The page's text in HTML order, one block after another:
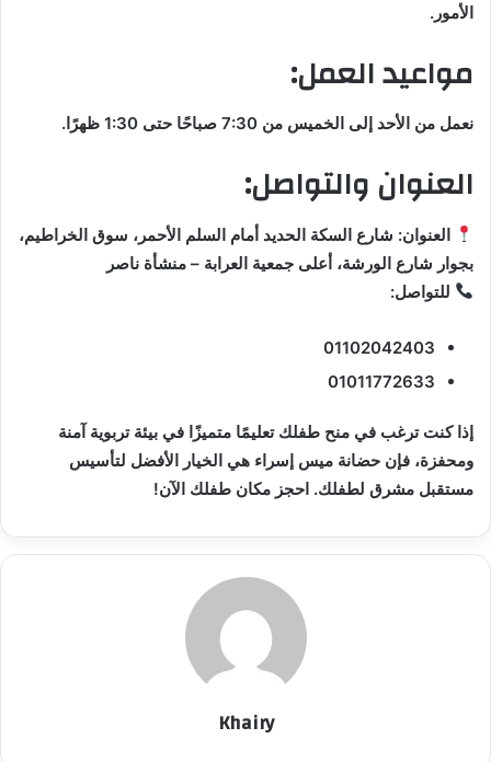
الأمور.
مواعيد العمل:
نعمل من الأحد إلى الخميس من 7:30 صباحًا حتى 1:30 ظهرًا.
العنوان والتواصل:
العنوان: شارع السكة الحديد أمام السلم الأحمر، سوق الخراطيم،
بجوار شارع الورشة، أعلى جمعية العرابة – منشأة ناصر
للتواصل:
01102042403
01011772633
إذا كنت ترغب في منح طفلك تعليمًا متميزًا في بيئة تربوية آمنة
ومحفزة، فإن حضانة ميس إسراء هي الخيار الأفضل لتأسيس
مستقبل مشرق لطفلك. احجز مكان طفلك الآن!
Khairy